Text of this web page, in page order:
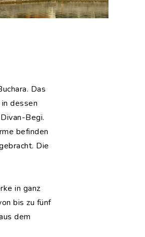
Das
dessen
Begi.
befinden
Die
in ganz
bis zu fünf
dem